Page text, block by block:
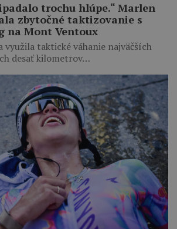
trochu hlúpe.“ Marlen
zbytočné taktizovanie s
na Mont Ventoux
využila taktické váhanie najväčších
desať kilometrov…